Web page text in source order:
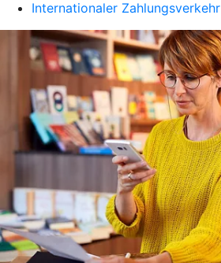
Internationaler Zahlungsverkehr